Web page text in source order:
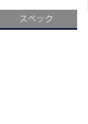
スペック